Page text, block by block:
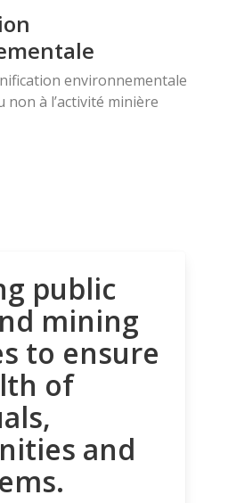
environnementale
non à l’activité minière
public
mining
to ensure
of
and